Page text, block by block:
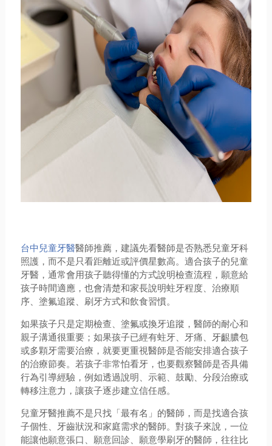
台中兒童牙醫醫師推薦，建議先看醫師是否熟悉兒童牙科
照護，而不是只看距離近或評價星數高。適合孩子的兒童
牙醫，通常會用孩子聽得懂的方式說明檢查流程，願意給
孩子時間適應，也會清楚和家長說明蛀牙程度、治療順
序、塗氟追蹤、刷牙方式和飲食習慣。
如果孩子只是定期檢查、塗氟或換牙追蹤，醫師的耐心和
親子溝通很重要；如果孩子已經有蛀牙、牙痛、牙齦膿包
或多顆牙需要治療，就要更重視醫師是否能安排適合孩子
的治療節奏。若孩子非常怕看牙，也要觀察醫師是否具備
行為引導經驗，例如透過說明、示範、鼓勵、分段治療或
轉移注意力，讓孩子逐步建立信任感。
兒童牙醫推薦不是只找「最有名」的醫師，而是找適合孩
子個性、牙齒狀況和家庭需求的醫師。對孩子來說，一位
能讓他願意張口、願意回診、願意學刷牙的醫師，往往比